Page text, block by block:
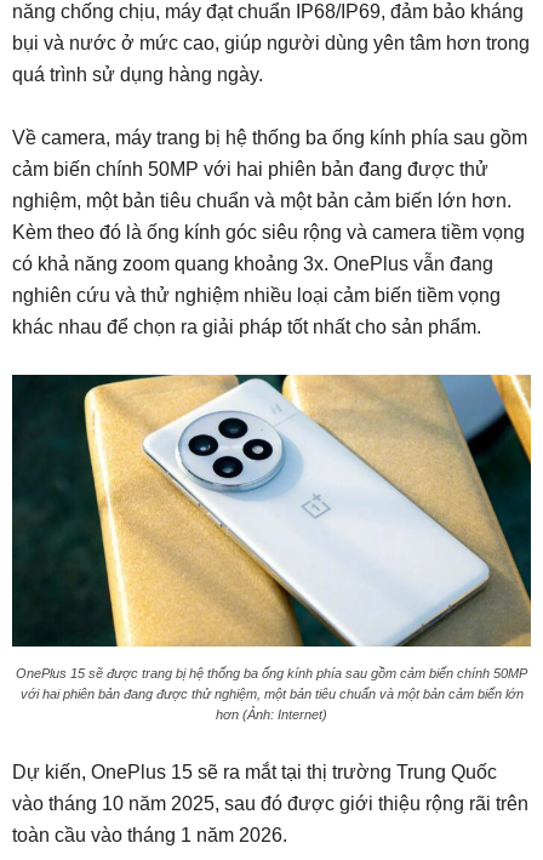
năng chống chịu, máy đạt chuẩn IP68/IP69, đảm bảo kháng
bụi và nước ở mức cao, giúp người dùng yên tâm hơn trong
quá trình sử dụng hàng ngày.
Về camera, máy trang bị hệ thống ba ống kính phía sau gồm
cảm biến chính 50MP với hai phiên bản đang được thử
nghiệm, một bản tiêu chuẩn và một bản cảm biến lớn hơn.
Kèm theo đó là ống kính góc siêu rộng và camera tiềm vọng
có khả năng zoom quang khoảng 3x. OnePlus vẫn đang
nghiên cứu và thử nghiệm nhiều loại cảm biến tiềm vọng
khác nhau để chọn ra giải pháp tốt nhất cho sản phẩm.
OnePlus 15 sẽ được trang bị hệ thống ba ống kính phía sau gồm cảm biến chính 50MP
với hai phiên bản đang được thử nghiệm, một bản tiêu chuẩn và một bản cảm biến lớn
hơn (Ảnh: Internet)
Dự kiến, OnePlus 15 sẽ ra mắt tại thị trường Trung Quốc
vào tháng 10 năm 2025, sau đó được giới thiệu rộng rãi trên
toàn cầu vào tháng 1 năm 2026.